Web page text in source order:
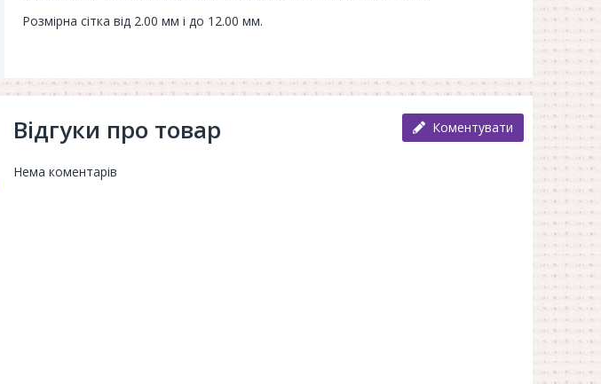
Розмірна сітка від 2.00 мм і до 12.00 мм.
Відгуки про товар Коментувати
Нема коментарів